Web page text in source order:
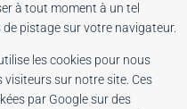
à tout moment à un tel
pistage sur votre navigateur.
les cookies pour nous
sur notre site. Ces
par Google sur des